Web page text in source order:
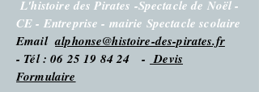
L'histoire des Pirates -Spectacle de Noël -
CE - Entreprise - mairie Spectacle scolaire
Emailalphonse@histoire-des-pirates.fr
- Tél : 06 25 19 84 24 - Devis
Formulaire